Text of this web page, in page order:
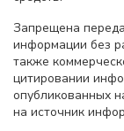
Запрещена
информации без
также
цитировании
опубликованных
на источник